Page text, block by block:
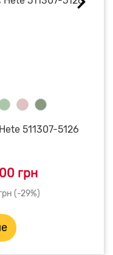
511307-5126
грн
(-29%)